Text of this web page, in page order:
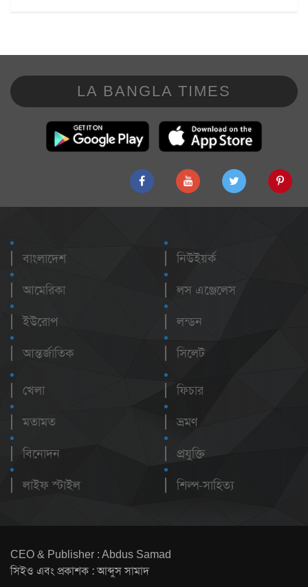
LA BANGLA TIMES
বাংলাদেশ
আমেরিকা
ইউরোপ
আন্তর্জাতিক
নিউইয়র্ক
লস এঞ্জেলেস
লন্ডন
সিলেট
খেলা
মতামত
বিনোদন
লাইফ স্টাইল
ফিচার
ভ্রমণ
প্রযুক্তি
শিল্প-সাহিত্য
CEO & Publisher : Abdus Samad
সিইও এবং প্রকাশক : আব্দুস সামাদ